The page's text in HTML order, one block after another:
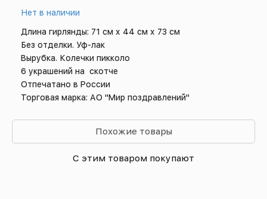
Нет в наличии
Длина гирлянды: 71 см х 44 см х 73 см
Без отделки. Уф-лак
Вырубка. Колечки пикколо
6 украшений на скотче
Отпечатано в России
Торговая марка: АО "Мир поздравлений"
Похожие товары
С этим товаром покупают